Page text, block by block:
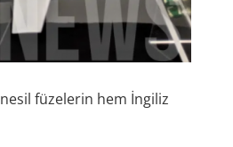
füzelerin hem İngiliz